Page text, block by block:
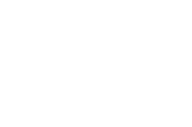
compléter l'ensemble et
dédiés au bien-être.